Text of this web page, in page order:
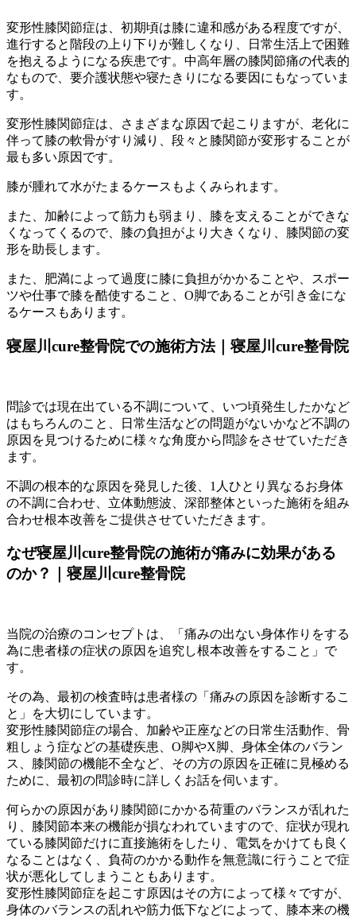
変形性膝関節症は、初期頃は膝に違和感がある程度ですが、
進行すると階段の上り下りが難しくなり、日常生活上で困難
を抱えるようになる疾患です。中高年層の膝関節痛の代表的
なもので、要介護状態や寝たきりになる要因にもなっていま
す。
変形性膝関節症は、さまざまな原因で起こりますが、老化に
伴って膝の軟骨がすり減り、段々と膝関節が変形することが
最も多い原因です。
膝が腫れて水がたまるケースもよくみられます。
また、加齢によって筋力も弱まり、膝を支えることができな
くなってくるので、膝の負担がより大きくなり、膝関節の変
形を助長します。
また、肥満によって過度に膝に負担がかかることや、スポー
ツや仕事で膝を酷使すること、O脚であることが引き金にな
るケースもあります。
寝屋川cure整骨院での施術方法｜寝屋川cure整骨院
問診では現在出ている不調について、いつ頃発生したかなど
はもちろんのこと、日常生活などの問題がないかなど不調の
原因を見つけるために様々な角度から問診をさせていただき
ます。
不調の根本的な原因を発見した後、1人ひとり異なるお身体
の不調に合わせ、立体動態波、深部整体といった施術を組み
合わせ根本改善をご提供させていただきます。
なぜ寝屋川cure整骨院の施術が痛みに効果がある
のか？｜寝屋川cure整骨院
当院の治療のコンセプトは、「 痛みの出ない身体作りをする
為に患者様の症状の原因を追究し根本改善をすること 」で
す。
その為、最初の検査時は患者様の「痛みの原因を診断するこ
と」を大切にしています。
変形性膝関節症の場合、加齢や正座などの日常生活動作、骨
粗しょう症などの基礎疾患、O脚やX脚、身体全体のバラン
ス、膝関節の機能不全など、その方の原因を正確に見極める
ために、最初の問診時に詳しくお話を伺います。
何らかの原因があり膝関節にかかる荷重のバランスが乱れた
り、膝関節本来の機能が損なわれていますので、症状が現れ
ている膝関節だけに直接施術をしたり、電気をかけても良く
なることはなく、負荷のかかる動作を無意識に行うことで症
状が悪化してしまうこともあります。
変形性膝関節症を起こす原因はその方によって様々ですが、
身体のバランスの乱れや筋力低下などによって、膝本来の機